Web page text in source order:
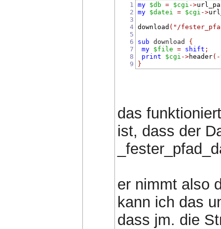
1
2
3
4
5
6
7
8
9
my $db = $cgi ->
my $datei = $cgi ->
download ( "/
sub download {
my $file = shift ;
print
$cgi ->header(-
}
das
ist, dass der
er nimmt also
kann ich das
dass jm. die